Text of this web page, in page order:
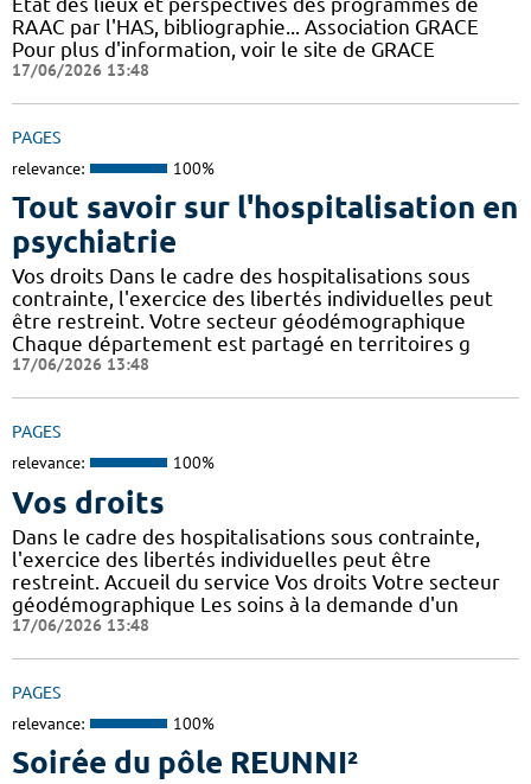
RAAC par l'HAS, bibliographie... Association GRACE
Pour plus d'information, voir le site de GRACE
17/06/2026 13:48
PAGES
relevance: 100%
Tout savoir sur l'hospitalisation en
psychiatrie
Vos droits Dans le cadre des hospitalisations sous
contrainte, l'exercice des libertés individuelles peut
être restreint. Votre secteur géodémographique
Chaque département est partagé en territoires g
17/06/2026 13:48
PAGES
relevance: 100%
Vos droits
Dans le cadre des hospitalisations sous contrainte,
l'exercice des libertés individuelles peut être
restreint. Accueil du service Vos droits Votre secteur
géodémographique Les soins à la demande d'un
17/06/2026 13:48
PAGES
relevance: 100%
Soirée du pôle REUNNI²